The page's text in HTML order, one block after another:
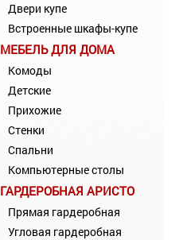
Двери купе
Встроенные шкафы-купе
МЕБЕЛЬ ДЛЯ ДОМА
Комоды
Детские
Прихожие
Стенки
Спальни
Компьютерные столы
ГАРДЕРОБНАЯ АРИСТО
Прямая гардеробная
Угловая гардеробная